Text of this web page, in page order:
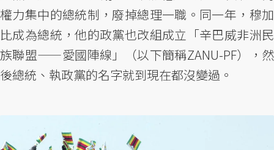
權力集中的總統制，廢掉總理一職。同一年，穆加
比成為總統，他的政黨也改組成立「辛巴威非洲民
族聯盟——愛國陣線」（以下簡稱ZANU-PF），然
後總統、執政黨的名字就到現在都沒變過。